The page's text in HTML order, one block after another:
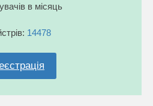
в місяць
14478